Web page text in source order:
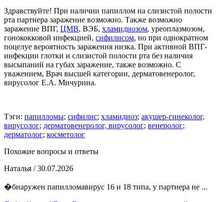
Здравствуйте! При наличии папиллом на слизистой полости
рта партнера заражение возможно. Также возможно
заражение ВПГ, ЦМВ, ВЭБ, хламидиозом, уреоплазмозом,
гонококковой инфекцией, сифилисом, но при однократном
поцелуе вероятность заражения низка. При активной ВПГ-
инфекции глотки и слизистой полости рта без наличия
высыпаний на губах заражение, также возможно. С
уважением, Врач высшей категории, дерматовенеролог,
вирусолог Е.А. Мичурина.
Тэги: папилломы; сифилис; хламидиоз; акушер-гинеколог,
вирусолог; дерматовенеролог, вирусолог; венеролог;
дерматолог; косметолог
Похожие вопросы и ответы
Наталья / 30.07.2026
�бнаружен папилломавирус 16 и 18 типа, у партнера не ...